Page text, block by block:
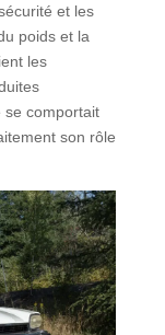
et les
poids et la
les
se comportait
son rôle